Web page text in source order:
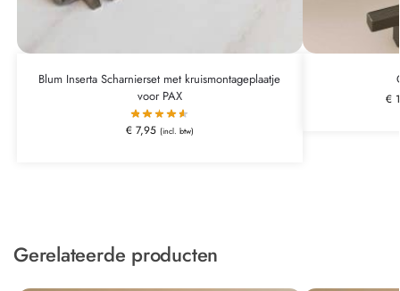
Blum Inserta Scharnierset met kruismontageplaatje
voor PAX
€7,95 (incl. btw)
€
Gerelateerde producten